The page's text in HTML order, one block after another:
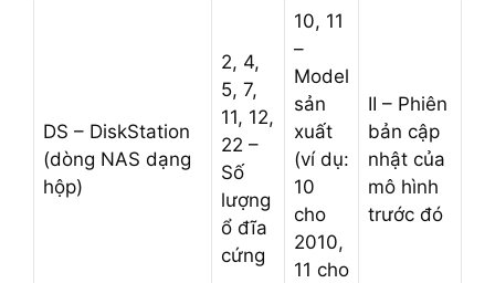
DS – DiskStation
(dòng NAS dạng
hộp)
2, 4,
5, 7,
11, 12,
22 –
Số
lượng
ổ đĩa
cứng
10, 11
–
Model
sản
xuất
(ví dụ:
10
cho
2010,
11 cho
II – Phiên
bản cập
nhật của
mô hình
trước đó